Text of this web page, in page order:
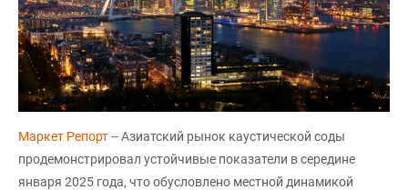
Маркет Репорт-- Азиатский рынок каустической соды
продемонстрировал устойчивые показатели в середине
января 2025 года, что обусловлено местной динамикой